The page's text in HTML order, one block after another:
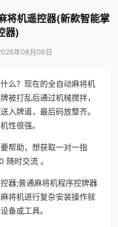
将机遥控器(新款智能掌
器)
年08月06日
么？现在的全自动麻将机
被打乱后通过机械搅拌，
入牌道，最后码放整齐。
性很强。
帮助，想获取一对一指
时交流 。
器;普通麻将机程序控牌器
将机进行复杂安装操作就
备或工具。